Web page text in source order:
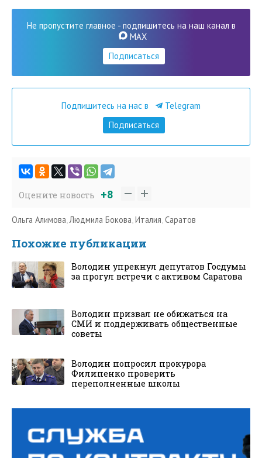
Не пропустите главное - подпишитесь на наш канал в
MAX
Подписаться
Подпишитесь на нас в
Telegram
Подписаться
Оцените новость +8
Ольга Алимова,Людмила Бокова,Италия,Саратов
Похожие публикации
Володин упрекнул депутатов Госдумы
за прогул встречи с активом Саратова
Володин призвал не обижаться на
СМИ и поддерживать общественные
советы
Володин попросил прокурора
Филипенко проверить
переполненные школы